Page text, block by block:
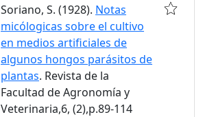
Soriano, S. (1928). Notas
micólogicas sobre el cultivo
en medios artificiales de
algunos hongos parásitos de
plantas. Revista de la
Facultad de Agronomía y
Veterinaria,6, (2),p.89-114